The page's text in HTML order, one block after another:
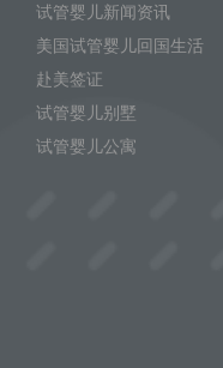
试管婴儿新闻资讯
美国试管婴儿回国生活
赴美签证
试管婴儿别墅
试管婴儿公寓